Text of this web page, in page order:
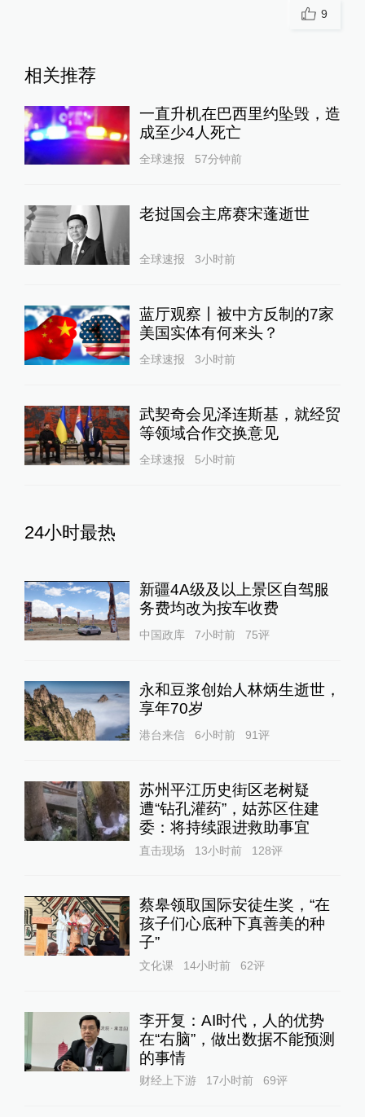
9
相关推荐
一直升机在巴西里约坠毁，造
成至少4人死亡
全球速报 57分钟前
老挝国会主席赛宋蓬逝世
全球速报 3小时前
蓝厅观察丨被中方反制的7家
美国实体有何来头？
全球速报 3小时前
武契奇会见泽连斯基，就经贸
等领域合作交换意见
全球速报 5小时前
24小时最热
新疆4A级及以上景区自驾服
务费均改为按车收费
中国政库 7小时前 75评
永和豆浆创始人林炳生逝世，
享年70岁
港台来信 6小时前 91评
苏州平江历史街区老树疑
遭“钻孔灌药”，姑苏区住建
委：将持续跟进救助事宜
直击现场 13小时前 128评
蔡皋领取国际安徒生奖，“在
孩子们心底种下真善美的种
子”
文化课 14小时前 62评
李开复：AI时代，人的优势
在“右脑”，做出数据不能预测
的事情
财经上下游 17小时前 69评